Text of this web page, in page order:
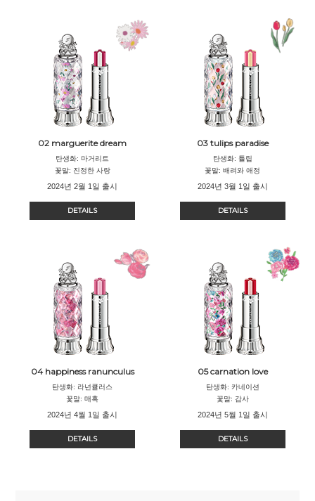
02 marguerite dream
탄생화: 마거리트
꽃말: 진정한 사랑
2024년 2월 1일 출시
DETAILS
03 tulips paradise
탄생화: 튤립
꽃말: 배려와 애정
2024년 3월 1일 출시
DETAILS
04 happiness ranunculus
탄생화: 라넌큘러스
꽃말: 매혹
2024년 4월 1일 출시
DETAILS
05 carnation love
탄생화: 카네이션
꽃말: 감사
2024년 5월 1일 출시
DETAILS